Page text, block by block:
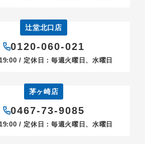
辻堂北口店
0120-060-021
/ 定休日：毎週火曜日、水曜日
茅ヶ崎店
0467-73-9085
/ 定休日：毎週火曜日、水曜日